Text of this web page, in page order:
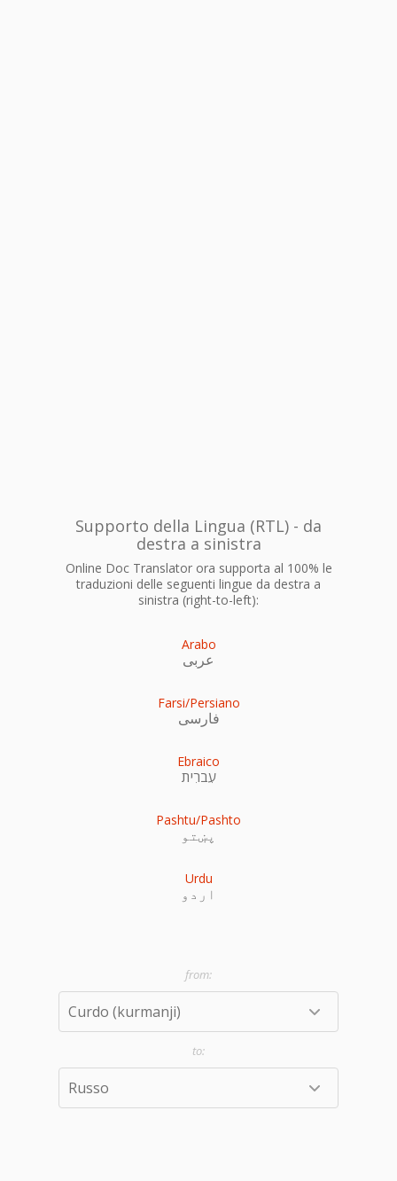
Supporto della Lingua (RTL) - da
destra a sinistra
Online Doc Translator ora supporta al 100% le
traduzioni delle seguenti lingue da destra a
sinistra (right-to-left):
Arabo
عربى
Farsi/Persiano
فارسی
Ebraico
עִברִית
Pashtu/Pashto
پښتو
Urdu
اردو